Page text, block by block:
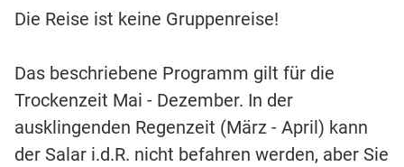
Die Reise ist keine Gruppenreise!
Das beschriebene Programm gilt für die
Trockenzeit Mai - Dezember. In der
ausklingenden Regenzeit (März - April) kann
der Salar i.d.R. nicht befahren werden, aber Sie